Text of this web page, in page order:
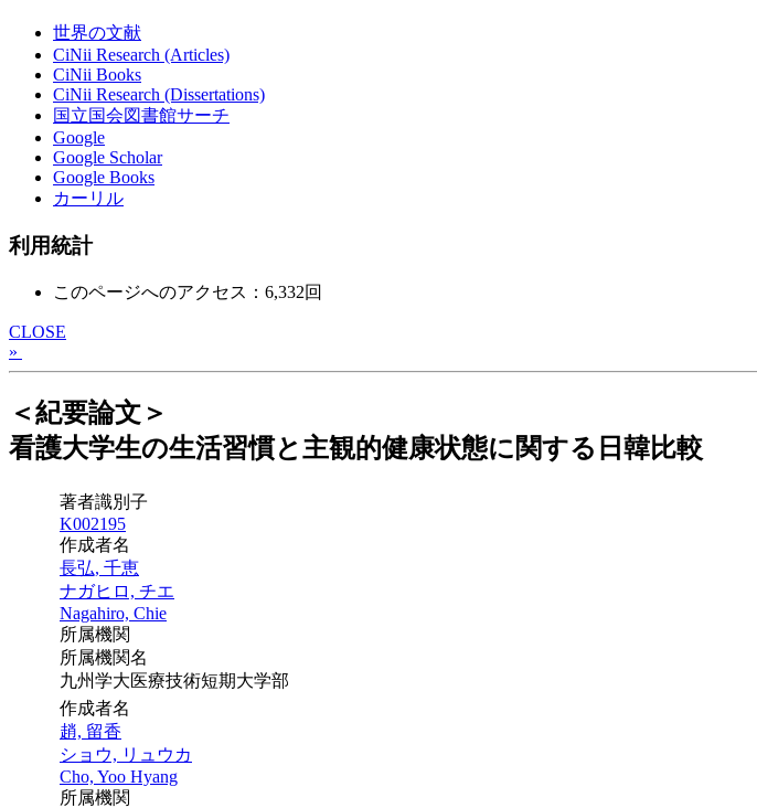
世界の文献
CiNii Research (Articles)
CiNii Books
CiNii Research (Dissertations)
国立国会図書館サーチ
Google
Google Scholar
Google Books
カーリル
利用統計
このページへのアクセス：6,332回
CLOSE
»
＜紀要論文＞
看護大学生の生活習慣と主観的健康状態に関する日韓比較
著者識別子
K002195
作成者名
長弘, 千恵
ナガヒロ, チエ
Nagahiro, Chie
所属機関
所属機関名
九州学大医療技術短期大学部
作成者名
趙, 留香
ショウ, リュウカ
Cho, Yoo Hyang
所属機関